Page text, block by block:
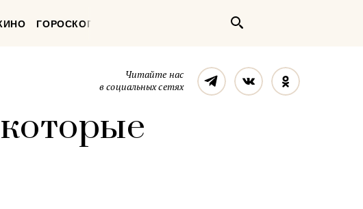
ГОРОСКОП
Читайте нас
в социальных сетях
ТелеграмВконтакте